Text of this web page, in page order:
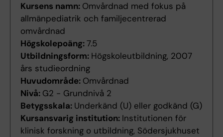
Kursens namn: Omvårdnad med fokus på
allmänpediatrik och familjecentrerad
omvårdnad
Högskolepoäng:7.5
Utbildningsform: Högskoleutbildning, 2007
års studieordning
Huvudområde: Omvårdnad
Nivå: G2 - Grundnivå 2
Betygsskala: Underkänd (U) eller godkänd (G)
Kursansvarig institution: Institutionen för
klinisk forskning o utbildning, Södersjukhuset